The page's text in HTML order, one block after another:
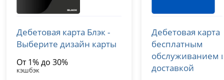
лицензия № 2673
Дебетовая карта Блэк -
Выберите дизайн карты
От 1% до 30%
кэшбэк
лицензия № 1000
Дебетовая карта
бесплатным
обслуживанием
доставкой